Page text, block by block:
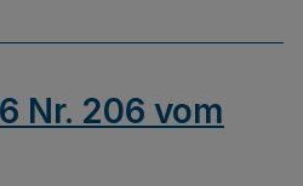
Nr. 206 vom